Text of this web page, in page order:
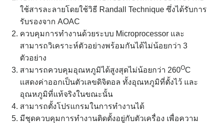
ใช้สารละลายโดยใช้วิธี Randall Technique ซึ่งได้รับการ
รับรองจาก AOAC
ควบคุมการทำงานด้วยระบบ Microprocessor และ
สามารถวิเคราะห์ตัวอย่างพร้อมกันได้ไม่น้อยกว่า 3
ตัวอย่าง
สามารถควบคุมอุณหภูมิได้สูงสุดไม่น้อยกว่า 260OC
แสดงค่าออกเป็นตัวเลขดิจิตอล ทั้งอุณหภูมิที่ตั้งไว้ และ
อุณหภูมิที่แท้จริงในขณะนั้น
สามารถตั้งโปรแกรมในการทำงานได้
มีชุดควบคุมการทำงานติดตั้งอยู่กับตัวเครื่อง เพื่อความ